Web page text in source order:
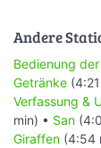
Andere
Bedienung
Getränke
Verfassung &
min) • San
Giraffen (4:54